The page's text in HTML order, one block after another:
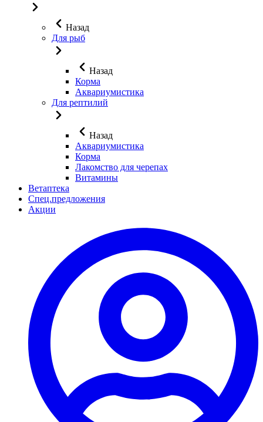
Назад
Для рыб
Назад
Корма
Аквариумистика
Для рептилий
Назад
Аквариумистика
Корма
Лакомство для черепах
Витамины
Ветаптека
Спец.предложения
Акции